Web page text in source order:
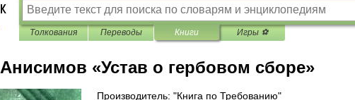
Толкования Переводы Книги Игры ⚽
Анисимов «Устав о гербовом сборе»
Производитель: "Книга по Требованию"